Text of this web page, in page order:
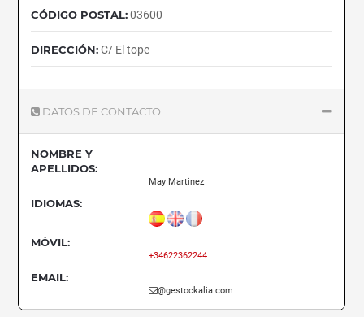
CÓDIGO POSTAL:03600
DIRECCIÓN:C/ El tope
DATOS DE CONTACTO
NOMBRE Y
APELLIDOS:
May Martinez
IDIOMAS:
MÓVIL:
+34622362244
EMAIL:
@gestockalia.com